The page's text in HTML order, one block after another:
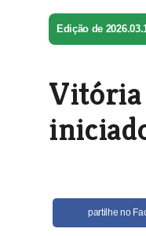
Edição de
Vitória
partilhe no